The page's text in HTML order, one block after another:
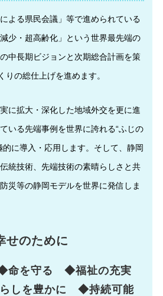
よる県民会議」等で進められている
少・超高齢化」という世界最先端の
中長期ビジョンと次期総合計画を策
りの総仕上げを進めます。
に拡大・深化した地域外交を更に進
いる先端事例を世界に誇れる“ふじの
的に導入・応用します。そして、静岡
統技術、先端技術の素晴らしさと共
災等の静岡モデルを世界に発信しま
せのために
を守る ◆福祉の充実
しを豊かに ◆持続可能